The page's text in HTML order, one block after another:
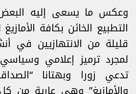
وعكس ما يسعى إليه
التطبيع الخائن بكافة
قليلة من الانتهازيين في
لمجرد ترميز إعلامي
تدعي زورا وبهتانا